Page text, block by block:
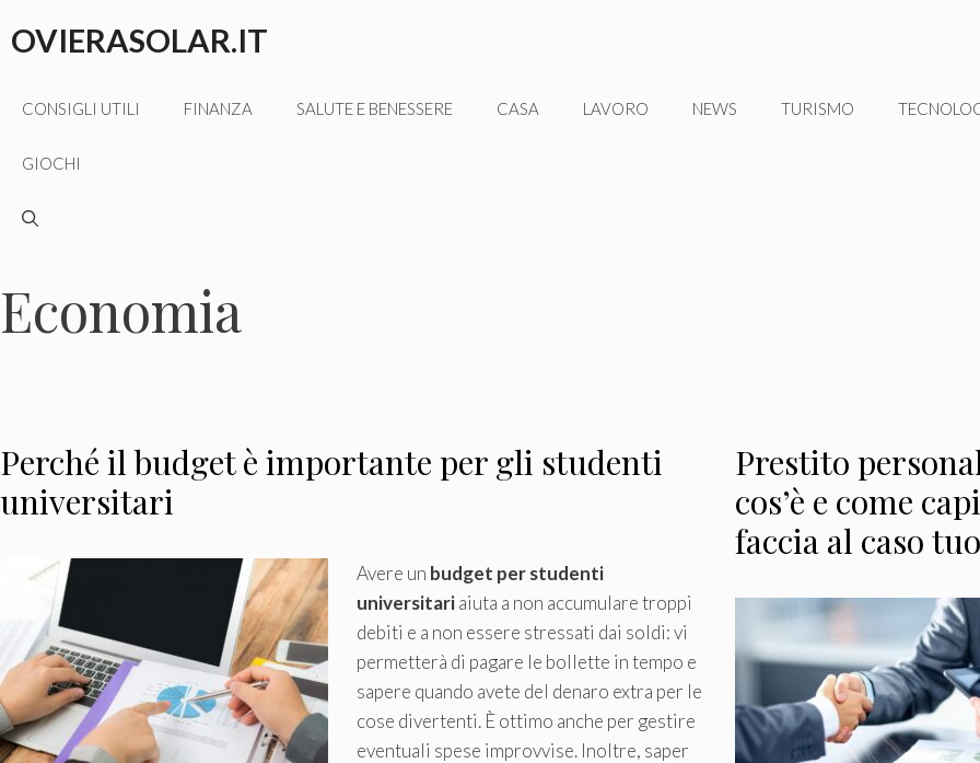
alOVIERASOLAR.IT
CONSIGLI UTILI FINANZA SALUTE E BENESSERE CASA LAVORO NEWS TURISMO
GIOCHI
Economia
Perché il budget è importante per gli studenti
universitari
Avere un budget per studenti
universitariaiuta a non accumulare troppi
debiti e a non essere stressati dai soldi: vi
permetterà di pagare le bollette in tempo e
sapere quando avete del denaro extra per le
cose divertenti. È ottimo anche per gestire
eventuali spese improvvise. Inoltre, saper
Prestito
cos’è e come
faccia al caso tuo